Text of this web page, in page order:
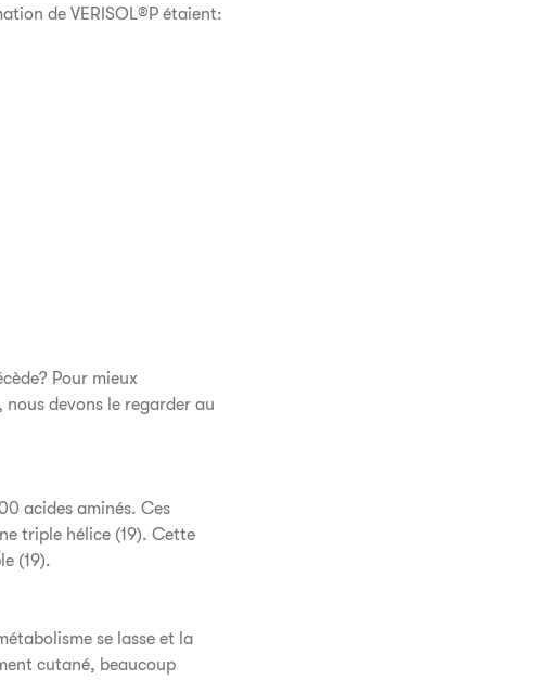
de VERISOL®P étaient:
Pour mieux
devons le regarder au
acides aminés. Ces
triple hélice (19). Cette
(19).
se lasse et la
cutané, beaucoup